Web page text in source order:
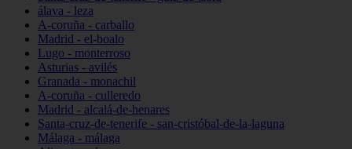
álava - leza
A-coruña - carballo
Madrid - el-boalo
Lugo - monterroso
Asturias - avilés
Granada - monachil
A-coruña - culleredo
Madrid - alcalá-de-henares
Santa-cruz-de-tenerife - san-cristóbal-de-la-laguna
Málaga - málaga